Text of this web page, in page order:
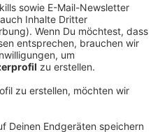
und fünf
Schauspieler oder